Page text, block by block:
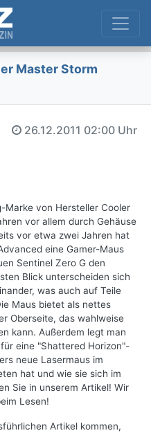
Master Storm
26.12.2011 02:00 Uhr
Marke von Hersteller Cooler
vor allem durch Gehäuse
vor etwa zwei Jahren hat
eine Gamer-Maus
Sentinel Zero G den
Blick unterscheiden sich
was auch auf Teile
Maus bietet als nettes
Oberseite, das wahlweise
kann. Außerdem legt man
eine "Shattered Horizon"-
neue Lasermaus im
hat und wie sie sich im
Sie in unserem Artikel! Wir
Lesen!
Artikel kommen,